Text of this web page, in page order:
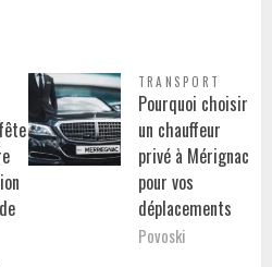
TRANSPORT
Pourquoi choisir
un chauffeur
privé à Mérignac
pour vos
déplacements
Povoski